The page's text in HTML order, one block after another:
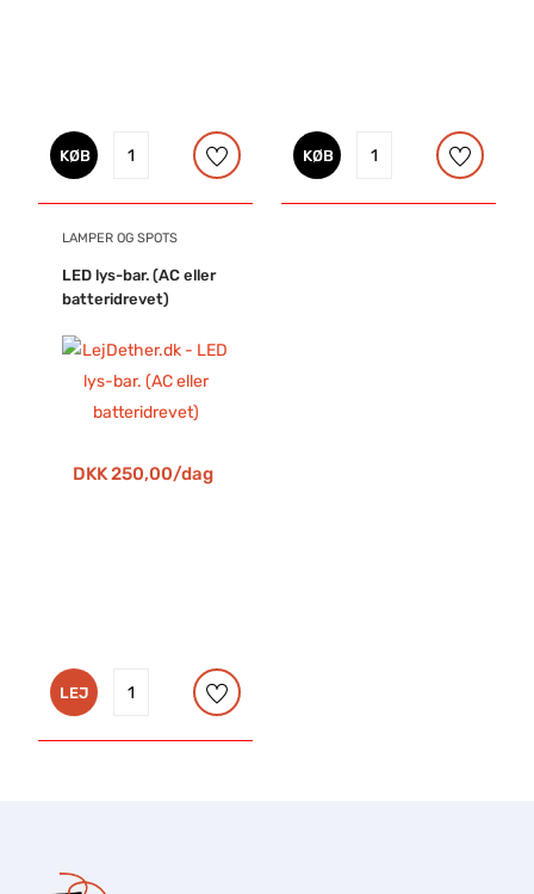
KØB KØB
LAMPER OG SPOTS
LED lys-bar. (AC eller
batteridrevet)
DKK 250,00/dag
LEJ